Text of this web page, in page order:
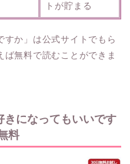
トが貯まる
すか」は公式サイトでもら
ば無料で読むことができま
きになってもいいです
料